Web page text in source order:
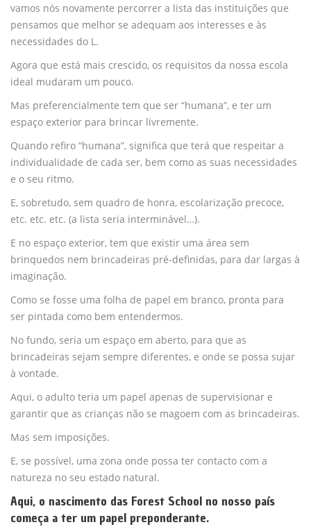
vamos nós novamente percorrer a lista das instituições que
pensamos que melhor se adequam aos interesses e às
necessidades do L.
Agora que está mais crescido, os requisitos da nossa escola
ideal mudaram um pouco.
Mas preferencialmente tem que ser “humana”, e ter um
espaço exterior para brincar livremente.
Quando refiro “humana”, significa que terá que respeitar a
individualidade de cada ser, bem como as suas necessidades
e o seu ritmo.
E, sobretudo, sem quadro de honra, escolarização precoce,
etc. etc. etc. (a lista seria interminável…).
E no espaço exterior, tem que existir uma área sem
brinquedos nem brincadeiras pré-definidas, para dar largas à
imaginação.
Como se fosse uma folha de papel em branco, pronta para
ser pintada como bem entendermos.
No fundo, seria um espaço em aberto, para que as
brincadeiras sejam sempre diferentes, e onde se possa sujar
à vontade.
Aqui, o adulto teria um papel apenas de supervisionar e
garantir que as crianças não se magoem com as brincadeiras.
Mas sem imposições.
E, se possível, uma zona onde possa ter contacto com a
natureza no seu estado natural.
Aqui, o nascimento das Forest School no nosso país
começa a ter um papel preponderante.